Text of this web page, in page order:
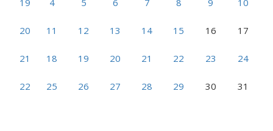
20 11 12 13 14 15 16 17
21 18 19 20 21 22 23 24
22 25 26 27 28 29 30 31